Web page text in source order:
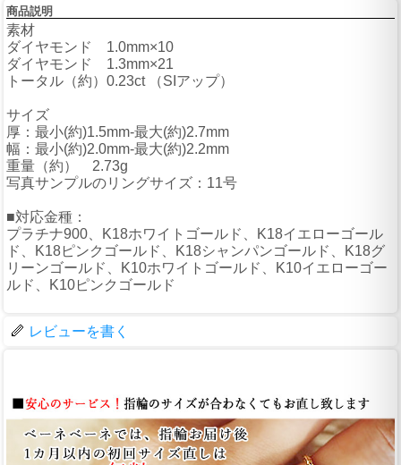
商品説明
素材
ダイヤモンド 1.0mm×10
ダイヤモンド 1.3mm×21
トータル（約）0.23ct （SIアップ）
サイズ
厚：最小(約)1.5mm-最大(約)2.7mm
幅：最小(約)2.0mm-最大(約)2.2mm
重量（約） 2.73g
写真サンプルのリングサイズ：11号
■対応金種：
プラチナ900、K18ホワイトゴールド、K18イエローゴール
ド、K18ピンクゴールド、K18シャンパンゴールド、K18グ
リーンゴールド、K10ホワイトゴールド、K10イエローゴー
ルド、K10ピンクゴールド
レビューを書く